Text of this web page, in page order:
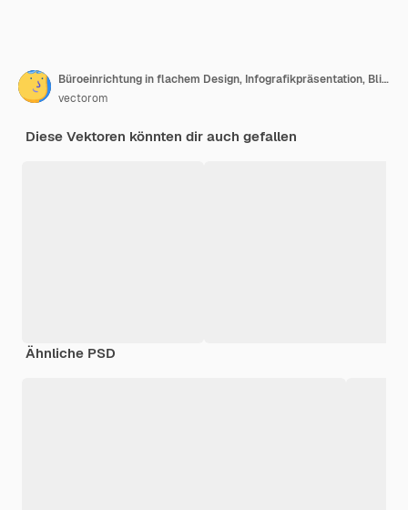
Büroeinrichtung in flachem Design, Infografikpräsentation, Blick vom Fenster auf Megapolis. Flache Geschäftsillustration.
vectorom
Diese Vektoren könnten dir auch gefallen
Ähnliche PSD